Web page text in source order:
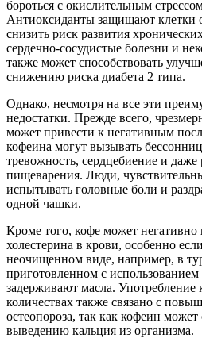
бороться с окислительным
Антиоксиданты защищают клетки
снизить риск развития
сердечно-сосудистые болезни и
также может способствовать
снижению риска диабета 2 типа.
Однако, несмотря на все эти
недостатки. Прежде всего,
может привести к негативным
кофеина могут вызывать
тревожность, сердцебиение и даже
пищеварения. Люди,
испытывать головные боли и
одной чашки.
Кроме того, кофе может негативно
холестерина в крови, особенно
неочищенном виде, например, в
приготовленном с
задерживают масла. Употребление
количествах также связано с
остеопороза, так как кофеин может
выведению кальция из организма.